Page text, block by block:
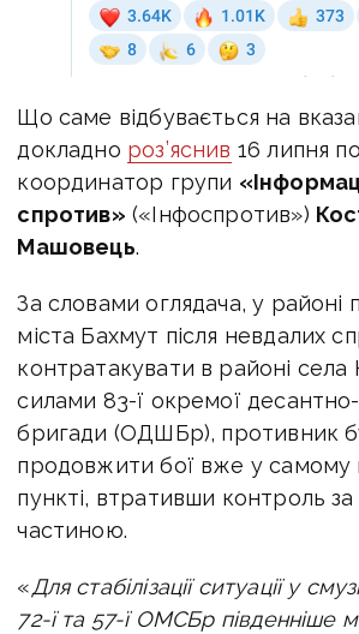
Що саме відбувається на
докладно роз’яснив 16 липня
координатор групи
спротив» («Інфоспротив»)
Машовець.
За словами оглядача, у районі
міста Бахмут після невдалих
контратакувати в районі села
силами 83-ї окремої
бригади (ОДШБр), противник
продовжити бої вже у самому
пункті, втративши контроль за
частиною.
«Для стабілізації ситуації у
72-ї та 57-ї ОМСБр південніше